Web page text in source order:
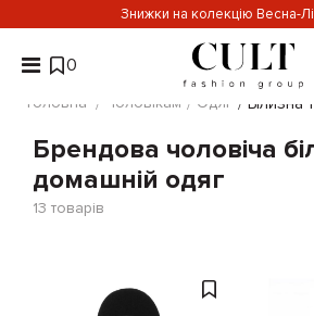
Знижки на колекцію Весна-
0
Головна Чоловікам Одяг Білизна
Брендова чоловіча
домашній одяг
13 товарів